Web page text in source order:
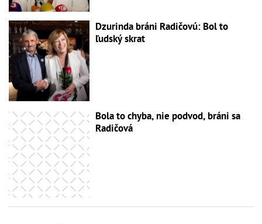
Dzurinda bráni Radičovú: Bol to
ľudský skrat
Bola to chyba, nie podvod, bráni sa
Radičová